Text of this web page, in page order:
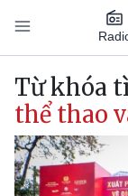
Nhảy đến nội dung
Main
Từ khóa
thể thao